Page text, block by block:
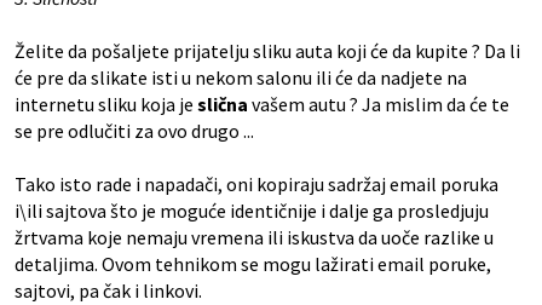
Želite da pošaljete prijatelju sliku auta koji će da kupite ? Da li
će pre da slikate isti u nekom salonu ili će da nadjete na
internetu sliku koja je slična vašem autu ? Ja mislim da će te
se pre odlučiti za ovo drugo ...
Tako isto rade i napadači, oni kopiraju sadržaj email poruka
i\ili sajtova što je moguće identičnije i dalje ga prosledjuju
žrtvama koje nemaju vremena ili iskustva da uoče razlike u
detaljima. Ovom tehnikom se mogu lažirati email poruke,
sajtovi, pa čak i linkovi.